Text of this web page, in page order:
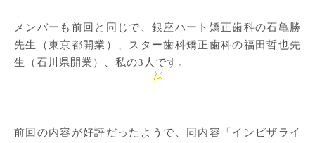
メンバーも前回と同じで、銀座ハート矯正歯科の石亀勝
先生（東京都開業）、スター歯科矯正歯科の福田哲也先
生（石川県開業）、私の3人です。
前回の内容が好評だったようで、同内容「インビザライ